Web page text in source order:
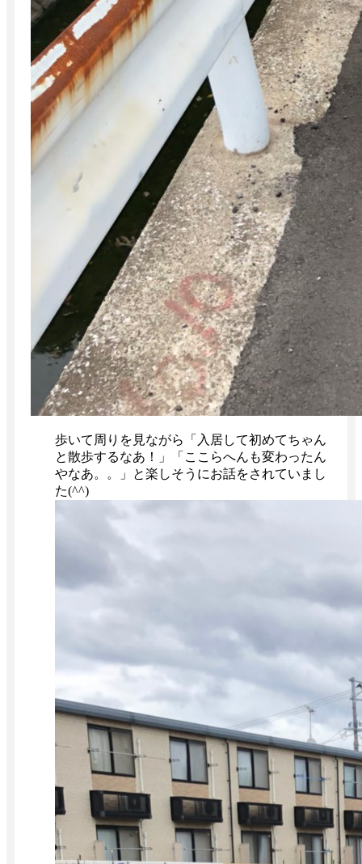
歩いて周りを見ながら「入居して初めてちゃん
と散歩するなあ！」「ここらへんも変わったん
やなあ。。」と楽しそうにお話をされていまし
た(^^)